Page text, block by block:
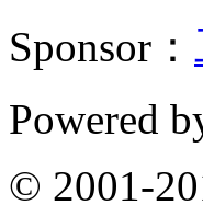
Sponsor：
Powered
© 2001-